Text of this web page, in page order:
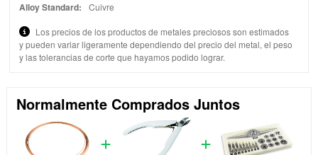
Alloy Standard: Cuivre
Los precios de los productos de metales preciosos son estimados
y pueden variar ligeramente dependiendo del precio del metal, el peso
y las tolerancias de corte que hayamos podido lograr.
Normalmente Comprados Juntos